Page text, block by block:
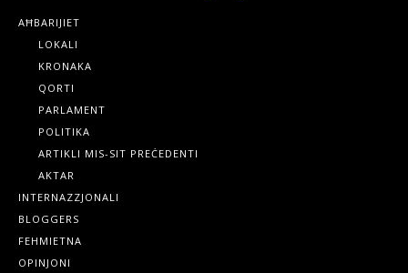
AĦBARIJIET
LOKALI
KRONAKA
QORTI
PARLAMENT
POLITIKA
ARTIKLI MIS-SIT PREĊEDENTI
AKTAR
INTERNAZZJONALI
BLOGGERS
FEHMIETNA
OPINJONI